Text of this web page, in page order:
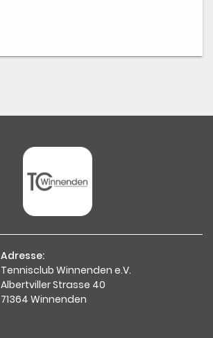
Adresse:
Tennisclub Winnenden e.V.
Albertviller Strasse 40
71364 Winnenden